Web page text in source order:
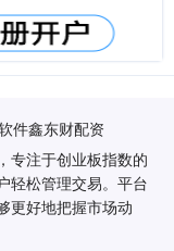
件鑫东财配资
专注于创业板指数的
轻松管理交易。平台
更好地把握市场动